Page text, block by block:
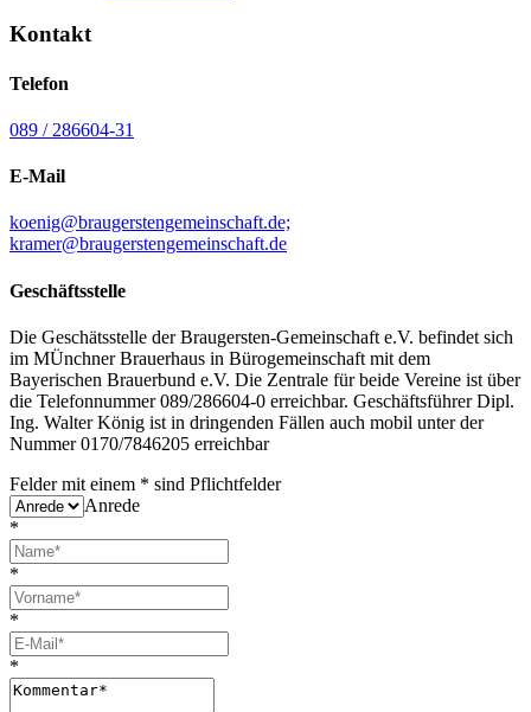
Kontakt
Telefon
089 / 286604-31
E-Mail
koenig@braugerstengemeinschaft.de;
kramer@braugerstengemeinschaft.de
Geschäftsstelle
Die Geschätsstelle der Braugersten-Gemeinschaft e.V. befindet sich
im MÜnchner Brauerhaus in Bürogemeinschaft mit dem
Bayerischen Brauerbund e.V. Die Zentrale für beide Vereine ist über
die Telefonnummer 089/286604-0 erreichbar. Geschäftsführer Dipl.
Ing. Walter König ist in dringenden Fällen auch mobil unter der
Nummer 0170/7846205 erreichbar
Felder mit einem * sind Pflichtfelder
Anrede
*
*
*
*